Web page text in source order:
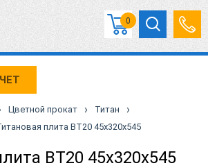
0
Цветной прокат › Титан ›
плита ВТ20 45х320х545
ВТ20 45х320х545